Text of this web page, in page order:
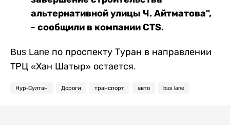
альтернативной улицы Ч. Айтматова",
- сообщили в компании CTS.
Bus Lane по проспекту Туран в направлении
ТРЦ «Хан Шатыр» остается.
Нур-Султан Дороги транспорт авто bus lane